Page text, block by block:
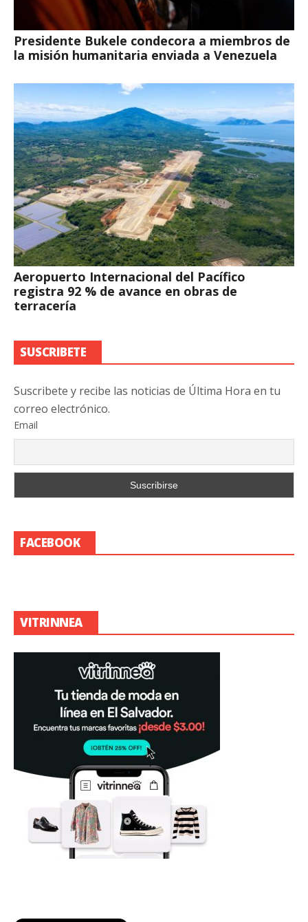
Presidente Bukele condecora a miembros de
la misión humanitaria enviada a Venezuela
Aeropuerto Internacional del Pacífico
registra 92 % de avance en obras de
terracería
SUSCRIBETE
Suscribete y recibe las noticias de Última Hora en tu
correo electrónico.
Email
FACEBOOK
VITRINNEA